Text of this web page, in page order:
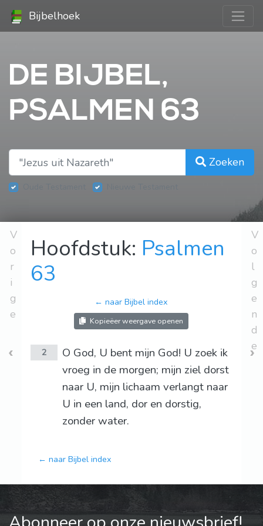
Bijbelhoek
DE BIJBEL,
PSALMEN 63
Zoeken
V
o
r
i
g
e
Hoofdstuk: Psalmen
63
← naar Bijbel index
Kopieëer weergave openen
2
O God, U bent mijn God! U zoek ik
vroeg in de morgen; mijn ziel dorst
naar U, mijn lichaam verlangt naar
U in een land, dor en dorstig,
zonder water.
← naar Bijbel index
V
o
l
g
e
n
d
e